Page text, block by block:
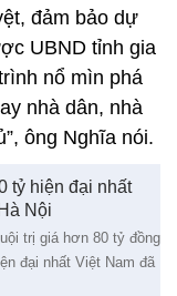
đảm bảo dự
UBND tỉnh gia
nổ mìn phá
nhà dân, nhà
ông Nghĩa nói.
tỷ hiện đại nhất
Nội
trị giá hơn 80 tỷ đồng
đại nhất Việt Nam đã